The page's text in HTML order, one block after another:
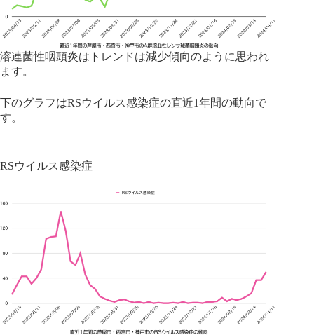
溶連菌性咽頭炎はトレンドは減少傾向のように思われ
ます。
下のグラフはRSウイルス感染症の直近1年間の動向で
す。
RSウイルス感染症